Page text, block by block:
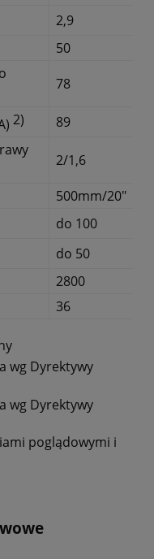
2,9
50
78
2)
89
2/1,6
500mm/20"
do 100
do 50
2800
36
wg Dyrektywy
wg Dyrektywy
poglądowymi i